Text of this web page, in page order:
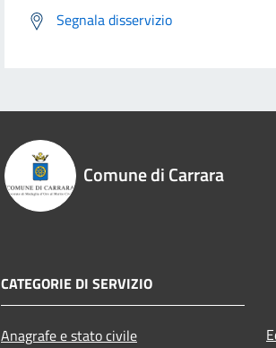
Segnala disservizio
Comune di Carrara
CATEGORIE DI SERVIZIO
Anagrafe e stato civile